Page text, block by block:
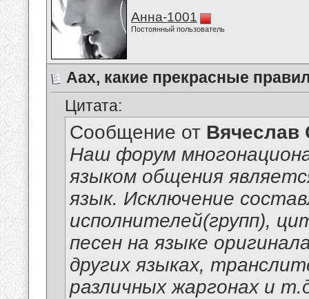
Анна-1001
Постоянный пользователь
Аах, какие прекрасные
Цитата:
Сообщение от Вячеслав
Наш форум
языком общения
язык. Исключение
исполнителей(групп),
песен на языке
других языках,
различных жаргонах и